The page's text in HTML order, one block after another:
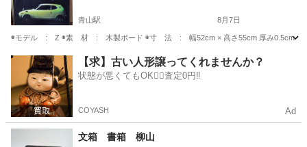
青山駅 8月7日
◉モデル : Z ◉素 材 : 木製ボード ◉寸 法 : 幅52cm × 高さ55cm 厚み0.5cm ◉状
愛知 半田市 青山駅 その他
【求】古い人形譲ってくれませんか？
状態が悪くてもOK🙆‍♀️査定0円‼️
COYASH Ad
文箱 書箱 柳山